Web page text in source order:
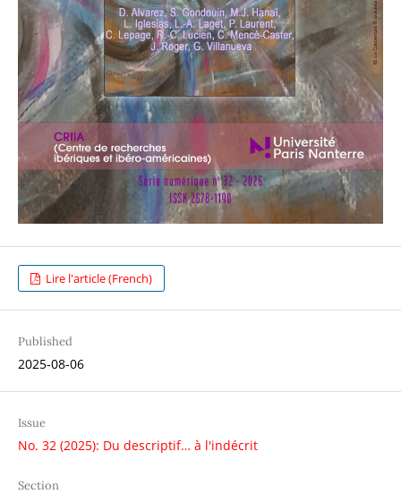
Lire l'article (French)
Published
2025-08-06
Issue
No. 32 (2025): Du descriptif… à l'indécrit
Section